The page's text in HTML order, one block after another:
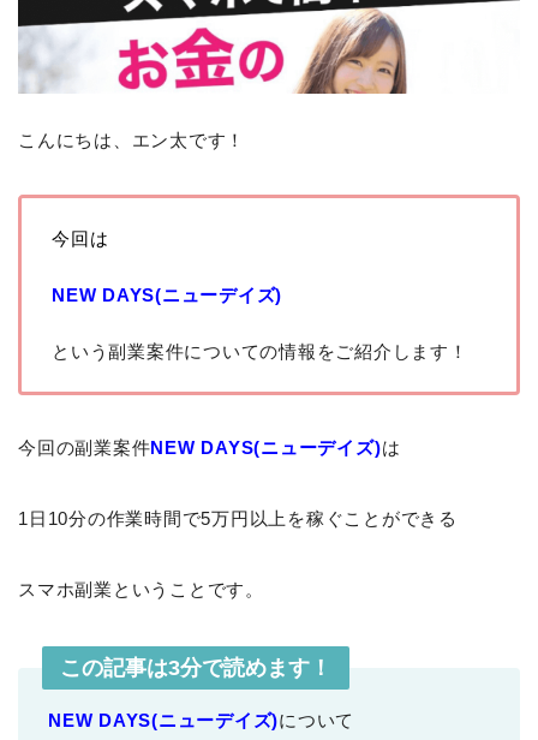
こんにちは、エン太です！
今回は
NEW DAYS(ニューデイズ)
という副業案件についての情報をご紹介します！
今回の副業案件NEW DAYS(ニューデイズ)は
1日10分の作業時間で5万円以上を稼ぐことができる
スマホ副業ということです。
この記事は3分で読めます！
NEW DAYS(ニューデイズ)について